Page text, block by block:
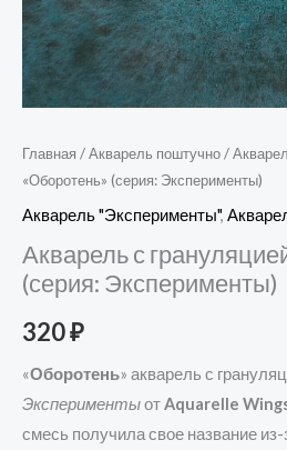
Главная /Акварель поштучно/
«Оборотень» (серия: Эксперименты)
Акварель "Эксперименты",
Акварель с
(серия: Эксперименты)
320₽
«Оборотень» акварель с
ЭкспериментыотAquarelle
смесь получила свое название